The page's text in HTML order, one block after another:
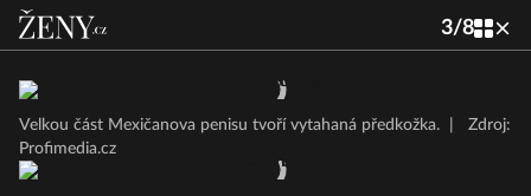
3/8
Velkou část Mexičanova penisu tvoří vytahaná předkožka.
Zdroj:
Profimedia.cz